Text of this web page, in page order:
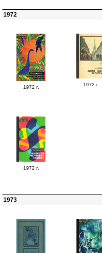
1972
1972 г. 1972 г.
1972 г.
1973